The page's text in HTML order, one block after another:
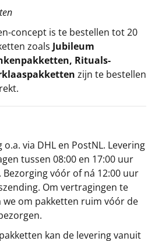
-concept is te bestellen tot 20
zoals Jubileum
, Rituals-
zijn te bestellen
via DHL en PostNL. Levering
tussen 08:00 en 17:00 uur
vóór of ná 12:00 uur
Om vertragingen te
om pakketten ruim vóór de
kan de levering vanuit